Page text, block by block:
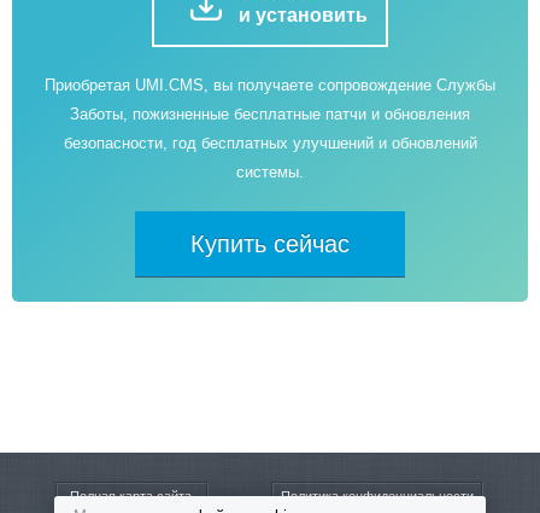
и установить
Приобретая UMI.CMS, вы получаете сопровождение Службы
Заботы, пожизненные бесплатные патчи и обновления
безопасности, год бесплатных улучшений и обновлений
системы.
Купить сейчас
Полная карта сайта Политика конфиденциальности